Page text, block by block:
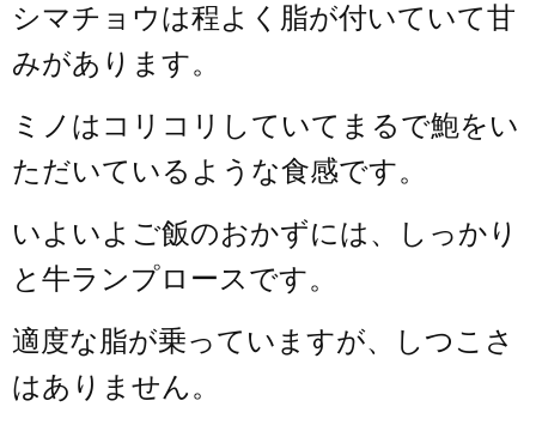
シマチョウは程よく脂が付いていて甘
みがあります。
ミノはコリコリしていてまるで鮑をい
ただいているような食感です。
いよいよご飯のおかずには、しっかり
と牛ランプロースです。
適度な脂が乗っていますが、しつこさ
はありません。